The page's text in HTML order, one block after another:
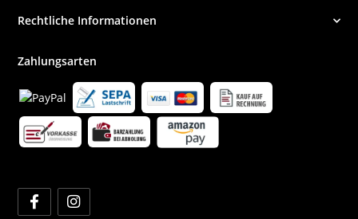
Rechtliche Informationen
Zahlungsarten